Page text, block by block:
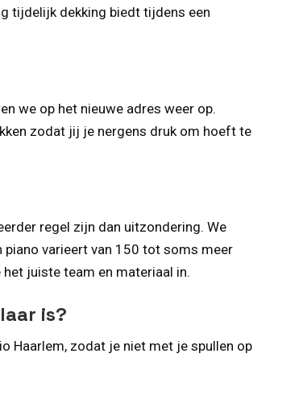
tijdelijk dekking biedt tijdens een
we op het nieuwe adres weer op.
zodat jij je nergens druk om hoeft te
regel zijn dan uitzondering. We
piano varieert van 150 tot soms meer
juiste team en materiaal in.
is?
Haarlem, zodat je niet met je spullen op